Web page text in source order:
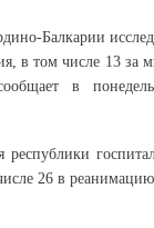
Балкарии
в том числе 13
в
26 в